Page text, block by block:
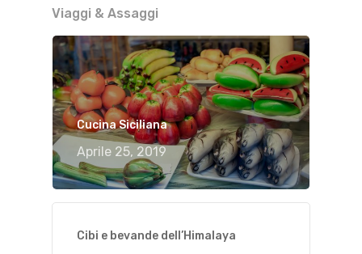
Viaggi & Assaggi
Cucina Siciliana
Aprile 25, 2019
Cibi e bevande dell’Himalaya